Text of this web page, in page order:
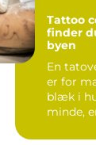
Tattoo
finder
byen
En
er for
blæk i
minde,